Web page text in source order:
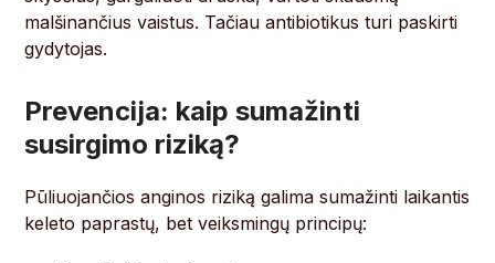
malšinančius vaistus. Tačiau antibiotikus turi paskirti
gydytojas.
Prevencija: kaip sumažinti
susirgimo riziką?
Pūliuojančios anginos riziką galima sumažinti laikantis
keleto paprastų, bet veiksmingų principų: